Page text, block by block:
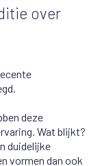
over
deze
Wat blijkt?
duidelijke
vormen dan ook